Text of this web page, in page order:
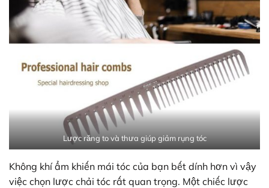
Lược răng to và thưa giúp giảm rụng tóc
Không khí ẩm khiến mái tóc của bạn bết dính hơn vì vậy
việc chọn lược chải tóc rất quan trọng. Một chiếc lược